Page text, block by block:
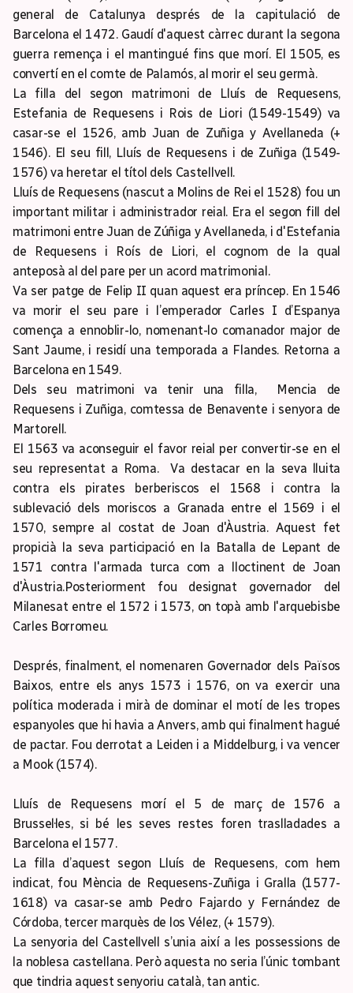
general de Catalunya després de la capitulació de
Barcelona el 1472. Gaudí d'aquest càrrec durant la segona
guerra remença i el mantingué fins que morí. El 1505, es
convertí en el comte de Palamós, al morir el seu germà.
La filla del segon matrimoni de Lluís de Requesens,
Estefania de Requesens i Rois de Liori (1549-1549) va
casar-se el 1526, amb Juan de Zuñiga y Avellaneda (+
1546). El seu fill, Lluís de Requesens i de Zuñiga (1549-
1576) va heretar el títol dels Castellvell.
Lluís de Requesens (nascut a Molins de Rei el 1528) fou un
important militar i administrador reial. Era el segon fill del
matrimoni entre Juan de Zúñiga y Avellaneda, i d'Estefania
de Requesens i Roís de Liori, el cognom de la qual
anteposà al del pare per un acord matrimonial.
Va ser patge de Felip II quan aquest era príncep. En 1546
va morir el seu pare i l’emperador Carles I d’Espanya
comença a ennoblir-lo, nomenant-lo comanador major de
Sant Jaume, i residí una temporada a Flandes. Retorna a
Barcelona en 1549.
Dels seu matrimoni va tenir una filla, Mencia de
Requesens i Zuñiga, comtessa de Benavente i senyora de
Martorell.
El 1563 va aconseguir el favor reial per convertir-se en el
seu representat a Roma. Va destacar en la seva lluita
contra els pirates berberiscos el 1568 i contra la
sublevació dels moriscos a Granada entre el 1569 i el
1570, sempre al costat de Joan d'Àustria. Aquest fet
propicià la seva participació en la Batalla de Lepant de
1571 contra l'armada turca com a lloctinent de Joan
d'Àustria.Posteriorment fou designat governador del
Milanesat entre el 1572 i 1573, on topà amb l'arquebisbe
Carles Borromeu.
Després, finalment, el nomenaren Governador dels Països
Baixos, entre els anys 1573 i 1576, on va exercir una
política moderada i mirà de dominar el motí de les tropes
espanyoles que hi havia a Anvers, amb qui finalment hagué
de pactar. Fou derrotat a Leiden i a Middelburg, i va vencer
a Mook (1574).
Lluís de Requesens morí el 5 de març de 1576 a
Brussel·les, si bé les seves restes foren traslladades a
Barcelona el 1577.
La filla d’aquest segon Lluís de Requesens, com hem
indicat, fou Mència de Requesens-Zuñiga i Gralla (1577-
1618) va casar-se amb Pedro Fajardo y Fernández de
Córdoba, tercer marquès de los Vélez, (+ 1579).
La senyoria del Castellvell s’unia així a les possessions de
la noblesa castellana. Però aquesta no seria l’únic tombant
que tindria aquest senyoriu català, tan antic.